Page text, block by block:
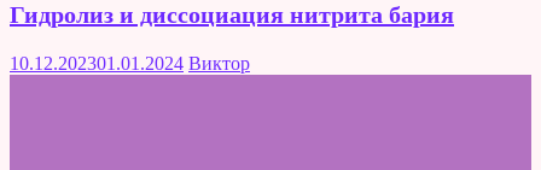
Гидролиз и диссоциация нитрита бария
10.12.202301.01.2024 Виктор